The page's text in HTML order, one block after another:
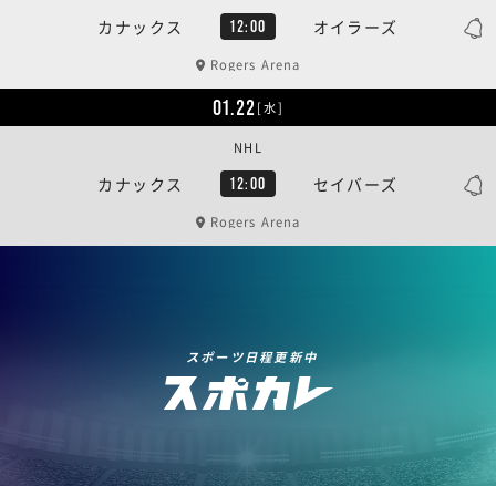
カナックス 12:00 オイラーズ
Rogers Arena
01.22[水]
カナックス 12:00 セイバーズ
NHL
Rogers Arena
スポーツ日程更新中